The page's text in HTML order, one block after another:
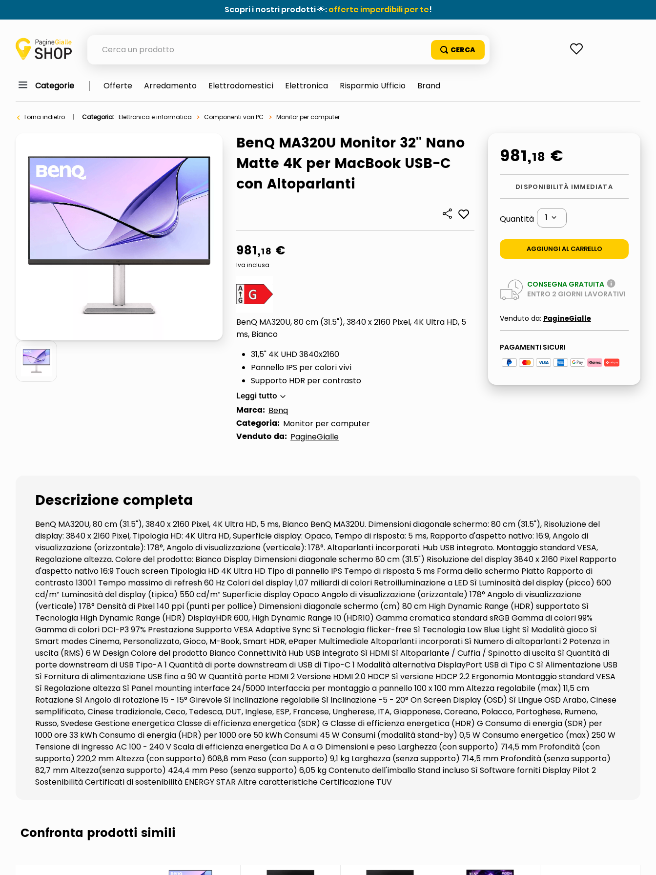
Scopri i nostri prodotti 🌟:offerte imperdibili per te!
meme
lucidatrice pavimenti
italia independent occhiali sole 0703 thin rotondo sun
pattumiera raccolta differenziata
elenco telefonico
asciuga capelli spazzola
Categorie Offerte Arredamento Elettrodomestici Elettronica Risparmio Ufficio Brand
Torna indietro Categoria: Elettronica e informatica Componenti vari PC Monitor per computer
BenQ MA320U Monitor 32'' Nano
Matte 4K per MacBook USB-C
con Altoparlanti
981,18 €
Iva inclusa
BenQ MA320U, 80 cm (31.5"), 3840 x 2160 Pixel, 4K Ultra HD, 5
ms, Bianco
31,5" 4K UHD 3840x2160
Pannello IPS per colori vivi
Supporto HDR per contrasto
Leggi tutto
Marca: Benq
Categoria: Monitor per computer
Venduto da: PagineGialle
981,18 €
DISPONIBILITÀ IMMEDIATA
Quantità 1
AGGIUNGI AL CARRELLO
CONSEGNA GRATUITA
ENTRO 2 GIORNI LAVORATIVI
Venduto da: PagineGialle
PAGAMENTI SICURI
Descrizione completa
BenQ MA320U, 80 cm (31.5"), 3840 x 2160 Pixel, 4K Ultra HD, 5 ms, Bianco BenQ MA320U. Dimensioni diagonale schermo: 80 cm (31.5"), Risoluzione del
display: 3840 x 2160 Pixel, Tipologia HD: 4K Ultra HD, Superficie display: Opaco, Tempo di risposta: 5 ms, Rapporto d'aspetto nativo: 16:9, Angolo di
visualizzazione (orizzontale): 178°, Angolo di visualizzazione (verticale): 178°. Altoparlanti incorporati. Hub USB integrato. Montaggio standard VESA,
Regolazione altezza. Colore del prodotto: Bianco Display Dimensioni diagonale schermo 80 cm (31.5") Risoluzione del display 3840 x 2160 Pixel Rapporto
d'aspetto nativo 16:9 Touch screen Tipologia HD 4K Ultra HD Tipo di pannello IPS Tempo di risposta 5 ms Forma dello schermo Piatto Rapporto di
contrasto 1300:1 Tempo massimo di refresh 60 Hz Colori del display 1,07 miliardi di colori Retroilluminazione a LED Sì Luminosità del display (picco) 600
cd/m² Luminosità del display (tipica) 550 cd/m² Superficie display Opaco Angolo di visualizzazione (orizzontale) 178° Angolo di visualizzazione
(verticale) 178° Densità di Pixel 140 ppi (punti per pollice) Dimensioni diagonale schermo (cm) 80 cm High Dynamic Range (HDR) supportato Sì
Tecnologia High Dynamic Range (HDR) DisplayHDR 600, High Dynamic Range 10 (HDR10) Gamma cromatica standard sRGB Gamma di colori 99%
Gamma di colori DCI-P3 97% Prestazione Supporto VESA Adaptive Sync Sì Tecnologia flicker-free Sì Tecnologia Low Blue Light Sì Modalità gioco Sì
Smart modes Cinema, Personalizzato, Gioco, M-Book, Smart HDR, ePaper Multimediale Altoparlanti incorporati Sì Numero di altoparlanti 2 Potenza in
uscita (RMS) 6 W Design Colore del prodotto Bianco Connettività Hub USB integrato Sì HDMI Sì Altoparlante / Cuffia / Spinotto di uscita Sì Quantità di
porte downstream di USB Tipo-A 1 Quantità di porte downstream di USB di Tipo-C 1 Modalità alternativa DisplayPort USB di Tipo C Sì Alimentazione USB
Sì Fornitura di alimentazione USB fino a 90 W Quantità porte HDMI 2 Versione HDMI 2.0 HDCP Sì versione HDCP 2.2 Ergonomia Montaggio standard VESA
Sì Regolazione altezza Sì Panel mounting interface 24/5000 Interfaccia per montaggio a pannello 100 x 100 mm Altezza regolabile (max) 11,5 cm
Rotazione Sì Angolo di rotazione 15 - 15° Girevole Sì Inclinazione regolabile Sì Inclinazione -5 - 20° On Screen Display (OSD) Sì Lingue OSD Arabo, Cinese
semplificato, Cinese tradizionale, Ceco, Tedesca, DUT, Inglese, ESP, Francese, Ungherese, ITA, Giapponese, Coreano, Polacco, Portoghese, Rumeno,
Russo, Svedese Gestione energetica Classe di efficienza energetica (SDR) G Classe di efficienza energetica (HDR) G Consumo di energia (SDR) per
1000 ore 33 kWh Consumo di energia (HDR) per 1000 ore 50 kWh Consumi 45 W Consumi (modalità stand-by) 0,5 W Consumo energetico (max) 250 W
Tensione di ingresso AC 100 - 240 V Scala di efficienza energetica Da A a G Dimensioni e peso Larghezza (con supporto) 714,5 mm Profondità (con
supporto) 220,2 mm Altezza (con supporto) 608,8 mm Peso (con supporto) 9,1 kg Larghezza (senza supporto) 714,5 mm Profondità (senza supporto)
82,7 mm Altezza(senza supporto) 424,4 mm Peso (senza supporto) 6,05 kg Contenuto dell'imballo Stand incluso Sì Software forniti Display Pilot 2
Sostenibilità Certificati di sostenibilità ENERGY STAR Altre caratteristiche Certificazione TUV
Confronta prodotti simili